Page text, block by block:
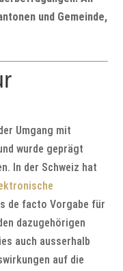
und Gemeinde,
Umgang mit
wurde geprägt
In der Schweiz hat
de facto Vorgabe für
dazugehörigen
auch ausserhalb
auf die